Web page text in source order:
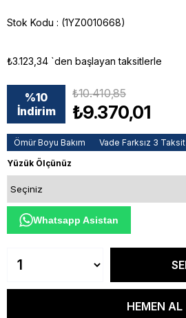
Stok Kodu (1YZ0010668)
₺3.123,34 `den başlayan taksitlerle
%10
İndirim
₺10.410,85
₺9.370,01
Ömür Boyu Bakım Vade Farksız 3 Taksit
Yüzük Ölçünüz
Whatsapp Asistan